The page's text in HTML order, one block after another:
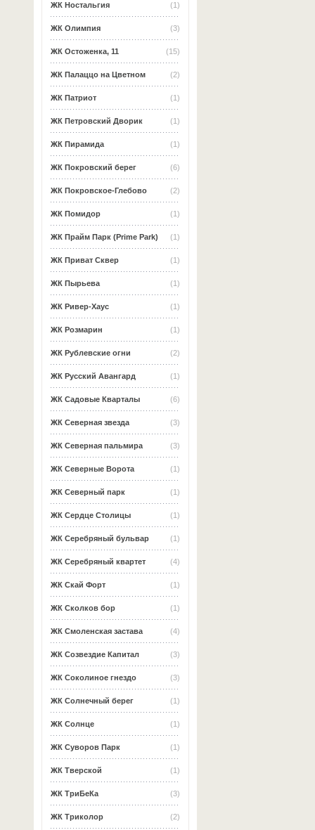
(1)
ЖК Ностальгия
(3)
ЖК Олимпия
(15)
ЖК Остоженка, 11
(2)
ЖК Палаццо на Цветном
(1)
ЖК Патриот
(1)
ЖК Петровский Дворик
(1)
ЖК Пирамида
(6)
ЖК Покровский берег
(2)
ЖК Покровское-Глебово
(1)
ЖК Помидор
(1)
ЖК Прайм Парк (Prime Park)
(1)
ЖК Приват Сквер
(1)
ЖК Пырьева
(1)
ЖК Ривер-Хаус
(1)
ЖК Розмарин
(2)
ЖК Рублевские огни
(1)
ЖК Русский Авангард
(6)
ЖК Садовые Кварталы
(3)
ЖК Северная звезда
(3)
ЖК Северная пальмира
(1)
ЖК Северные Ворота
(1)
ЖК Северный парк
(1)
ЖК Сердце Столицы
(1)
ЖК Серебряный бульвар
(4)
ЖК Серебряный квартет
(1)
ЖК Скай Форт
(1)
ЖК Сколков бор
(4)
ЖК Смоленская застава
(3)
ЖК Созвездие Капитал
(3)
ЖК Соколиное гнездо
(1)
ЖК Солнечный берег
(1)
ЖК Солнце
(1)
ЖК Суворов Парк
(1)
ЖК Тверской
(3)
ЖК ТриБеКа
(2)
ЖК Триколор